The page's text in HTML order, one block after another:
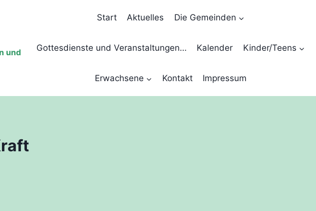
und
Start Aktuelles Die Gemeinden
Gottesdienste und Veranstaltungen… Kalender Kinder/Teens
Erwachsene Kontakt Impressum